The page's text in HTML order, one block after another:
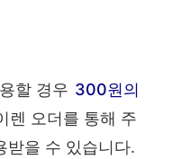
할 경우 300원의
렌 오더를 통해 주
받을 수 있습니다.